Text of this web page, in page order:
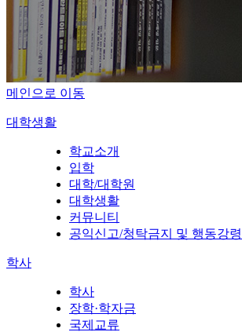
메인으로 이동
대학생활
학교소개
입학
대학/대학원
대학생활
커뮤니티
공익신고/청탁금지 및 행동강
학사
학사
장학·학자금
국제교류